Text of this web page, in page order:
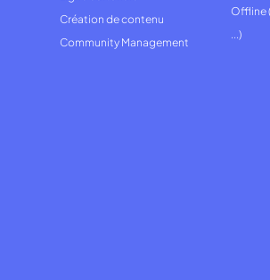
Création de contenu
Community Management
Offline
...)